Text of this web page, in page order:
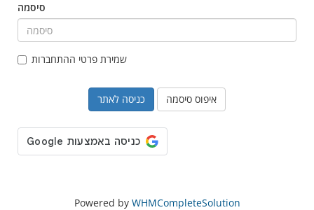
סיסמה
שמירת פרטי ההתחברות
איפוס סיסמה
Powered by WHMCompleteSolution